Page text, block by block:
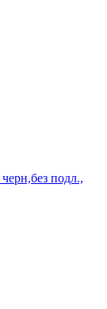
подл.,